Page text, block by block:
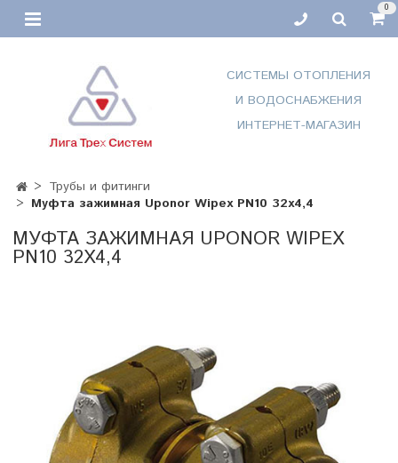
0
СИСТЕМЫ ОТОПЛЕНИЯ
И ВОДОСНАБЖЕНИЯ
ИНТЕРНЕТ-МАГАЗИН
Трубы и фитинги
Муфта зажимная Uponor Wipex PN10 32х4,4
МУФТА ЗАЖИМНАЯ UPONOR WIPEX
PN10 32Х4,4